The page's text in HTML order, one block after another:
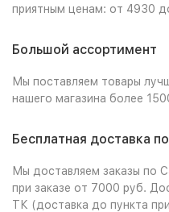
приятным ценам: от 4930
Большой ассортимент
Мы поставляем товары
нашего магазина более
Бесплатная доставка
Мы доставляем заказы по
при заказе от 7000 руб.
ТК (доставка до пункта